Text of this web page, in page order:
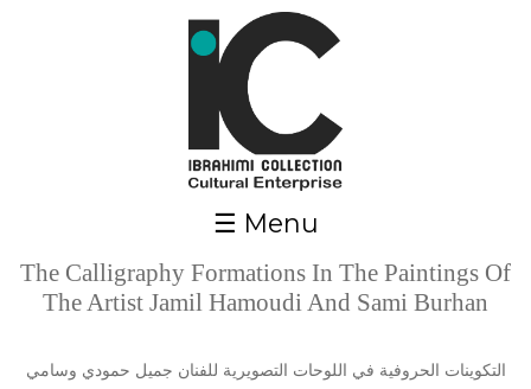
☰ Menu
The Calligraphy Formations In The Paintings Of
The Artist Jamil Hamoudi And Sami Burhan
التكوينات الحروفية في اللوحات التصويرية للفنان جميل حمودي وسامي